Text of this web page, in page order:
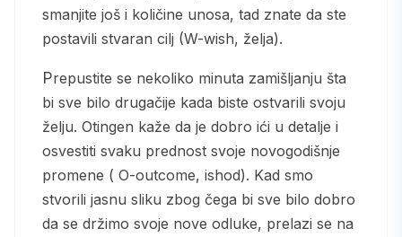
smanjite još i količine unosa, tad znate da ste
postavili stvaran cilj (W-wish, želja).
Prepustite se nekoliko minuta zamišljanju šta
bi sve bilo drugačije kada biste ostvarili svoju
želju. Otingen kaže da je dobro ići u detalje i
osvestiti svaku prednost svoje novogodišnje
promene ( O-outcome, ishod). Kad smo
stvorili jasnu sliku zbog čega bi sve bilo dobro
da se držimo svoje nove odluke, prelazi se na